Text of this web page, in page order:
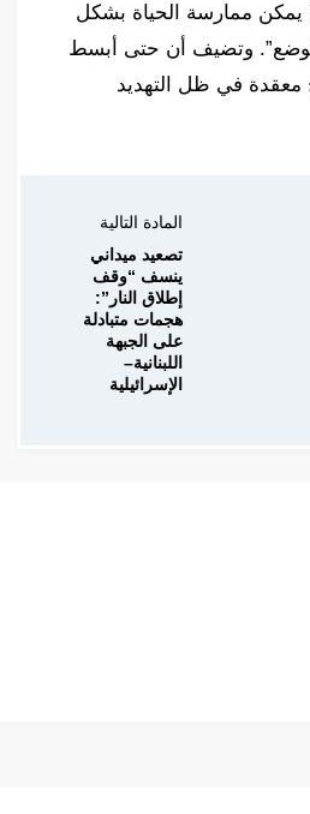
لا يمكن ممارسة الحياة بشكل
وتضيف أن حتى أبسط
معقدة في ظل التهديد
المادة التالية
تصعيد ميداني
ينسف “وقف
إطلاق النار”:
هجمات متبادلة
على الجبهة
اللبنانية–
الإسرائيلية